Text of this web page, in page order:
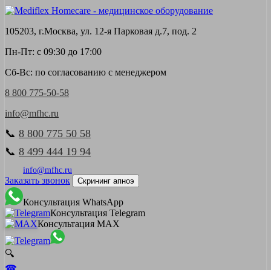
105203, г.Москва, ул. 12-я Парковая д.7, под. 2
Пн-Пт: с 09:30 до 17:00
Сб-Вс: по согласованию с менеджером
8 800 775-50-58
info@mfhc.ru
📞 8 800 775 50 58
📞 8 499 444 19 94
info@mfhc.ru
Заказать звонок Скрининг апноэ
Консультация WhatsApp
Консультация Telegram
Консультация MAX
🔍